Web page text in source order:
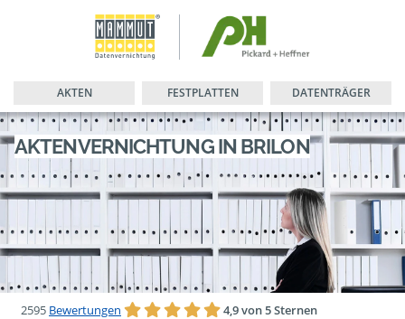
AKTEN FESTPLATTEN DATENTRÄGER
AKTENVERNICHTUNG IN BRILON
2595 Bewertungen 4,9 von 5 Sternen